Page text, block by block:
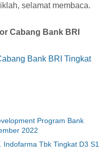
selamat membaca.
Cabang Bank BRI
Bank BRI Tingkat
Program Bank
2022
Indofarma Tbk Tingkat D3 S1